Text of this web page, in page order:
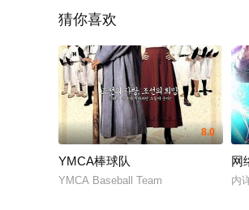
猜你喜欢
8.0
YMCA棒球队
YMCA Baseball Team
网
内